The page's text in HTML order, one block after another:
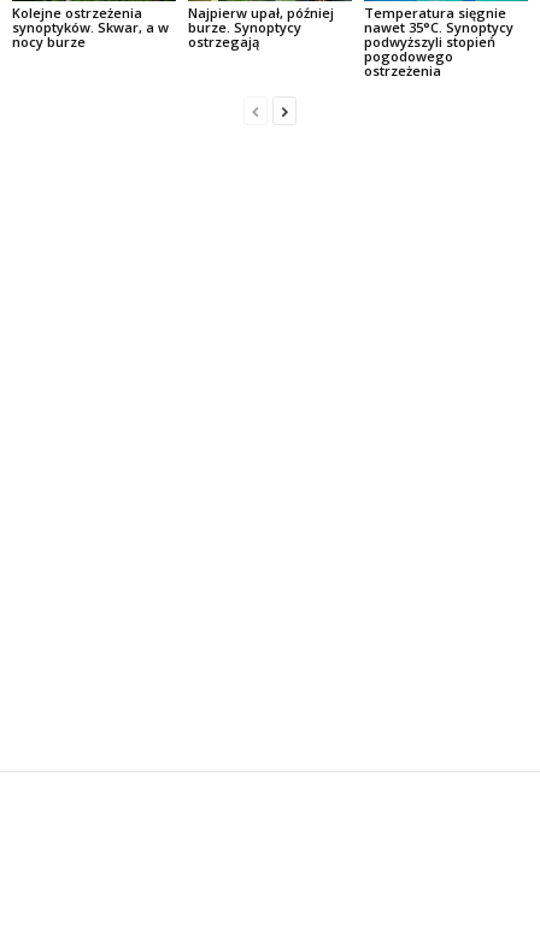
Kolejne ostrzeżenia
synoptyków. Skwar, a w
nocy burze
Najpierw upał, później
burze. Synoptycy
ostrzegają
Temperatura sięgnie
nawet 35°C. Synoptycy
podwyższyli stopień
pogodowego
ostrzeżenia